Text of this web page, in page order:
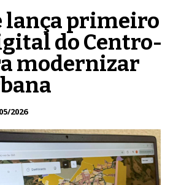
lança primeiro
do Centro-
modernizar
2026